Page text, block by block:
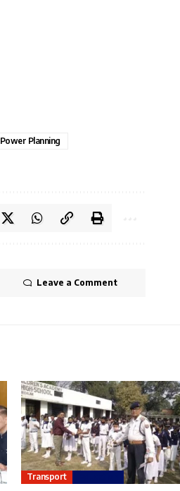
Power Planning
Leave a Comment
Transport